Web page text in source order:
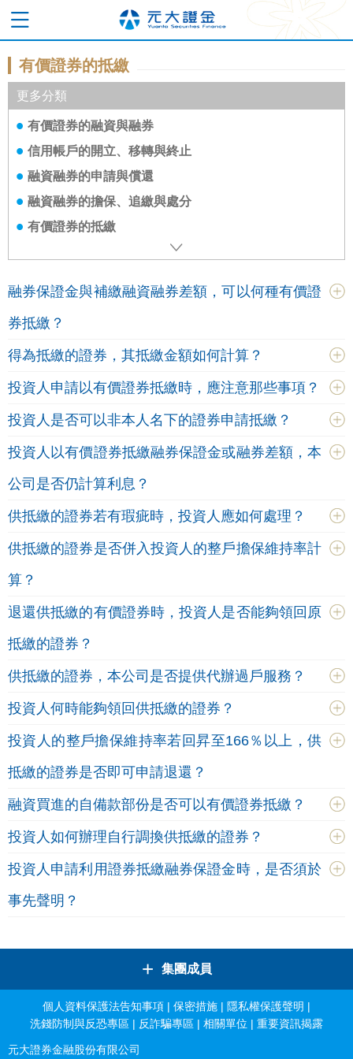
有價證券的抵繳
更多分類
有價證券的融資與融券
信用帳戶的開立、移轉與終止
融資融券的申請與償還
融資融券的擔保、追繳與處分
有價證券的抵繳
融券保證金與補繳融資融券差額，可以何種有價證
券抵繳？
得為抵繳的證券，其抵繳金額如何計算？
投資人申請以有價證券抵繳時，應注意那些事項？
投資人是否可以非本人名下的證券申請抵繳？
投資人以有價證券抵繳融券保證金或融券差額，本
公司是否仍計算利息？
供抵繳的證券若有瑕疵時，投資人應如何處理？
供抵繳的證券是否併入投資人的整戶擔保維持率計
算？
退還供抵繳的有價證券時，投資人是否能夠領回原
抵繳的證券？
供抵繳的證券，本公司是否提供代辦過戶服務？
投資人何時能夠領回供抵繳的證券？
投資人的整戶擔保維持率若回昇至166％以上，供
抵繳的證券是否即可申請退還？
融資買進的自備款部份是否可以有價證券抵繳？
投資人如何辦理自行調換供抵繳的證券？
投資人申請利用證券抵繳融券保證金時，是否須於
事先聲明？
+ 集團成員
個人資料保護法告知事項 | 保密措施 | 隱私權保護聲明 |
洗錢防制與反恐專區 | 反詐騙專區 | 相關單位 | 重要資訊揭露
元大證券金融股份有限公司